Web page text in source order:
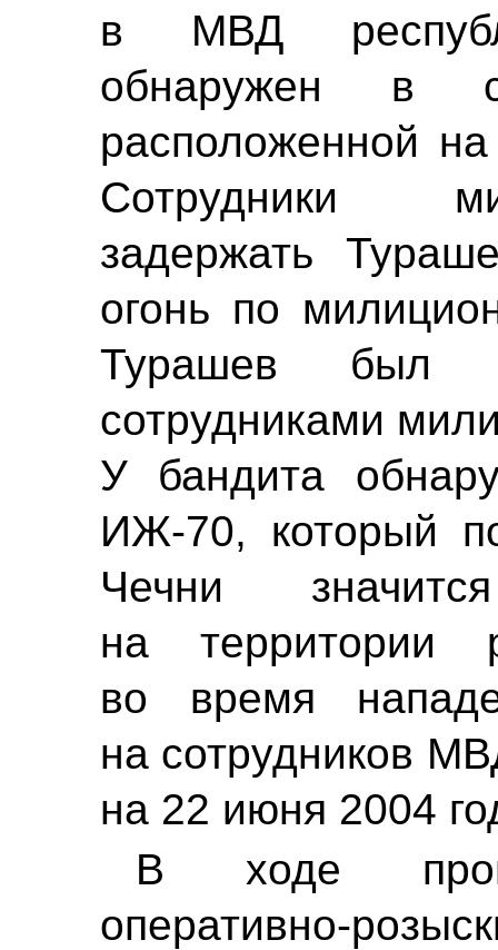
в МВД
обнаружен в
расположенной
Сотрудники
задержать
огонь по
Турашев был
сотрудниками
У бандита
ИЖ-70, который
Чечни
на территории
во время
на сотрудников
на 22 июня 2004
В ходе
оперативно-